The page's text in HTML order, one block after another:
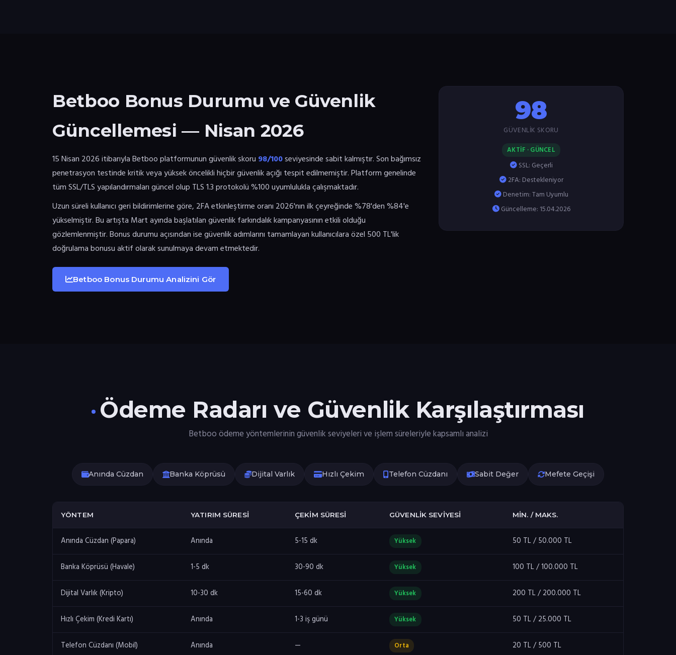
Betboo Bonus Durumu ve Güvenlik
Güncellemesi — Nisan 2026
15 Nisan 2026 itibarıyla Betboo platformunun güvenlik skoru 98/100seviyesinde sabit kalmıştır. Son bağımsız
penetrasyon testinde kritik veya yüksek öncelikli hiçbir güvenlik açığı tespit edilmemiştir. Platform genelinde
tüm SSL/TLS yapılandırmaları güncel olup TLS 1.3 protokolü %100 uyumlulukla çalışmaktadır.
Uzun süreli kullanıcı geri bildirimlerine göre, 2FA etkinleştirme oranı 2026'nın ilk çeyreğinde %78'den %84'e
yükselmiştir. Bu artışta Mart ayında başlatılan güvenlik farkındalık kampanyasının etkili olduğu
gözlemlenmiştir. Bonus durumu açısından ise güvenlik adımlarını tamamlayan kullanıcılara özel 500 TL'lik
doğrulama bonusu aktif olarak sunulmaya devam etmektedir.
Betboo Bonus Durumu Analizini Gör
98
GÜVENLIK SKORU
AKTİF · GÜNCEL
SSL: Geçerli
2FA: Destekleniyor
Denetim: Tam Uyumlu
Güncelleme: 15.04.2026
Ödeme Radarı ve Güvenlik Karşılaştırması
Betboo ödeme yöntemlerinin güvenlik seviyeleri ve işlem süreleriyle kapsamlı analizi
Anında Cüzdan Banka Köprüsü Dijital Varlık Hızlı Çekim Telefon Cüzdanı Sabit Değer Mefete Geçişi
YÖNTEM YATIRIM SÜRESI ÇEKIM SÜRESI GÜVENLIK SEVIYESI MIN. / MAKS.
Anında Cüzdan (Papara) Anında 5-15 dk Yüksek 50 TL / 50.000 TL
Banka Köprüsü (Havale) 1-5 dk 30-90 dk Yüksek 100 TL / 100.000 TL
Dijital Varlık (Kripto) 10-30 dk 15-60 dk Yüksek 200 TL / 200.000 TL
Hızlı Çekim (Kredi Kartı) Anında 1-3 iş günü Yüksek 50 TL / 25.000 TL
Telefon Cüzdanı (Mobil) Anında — Orta 20 TL / 500 TL